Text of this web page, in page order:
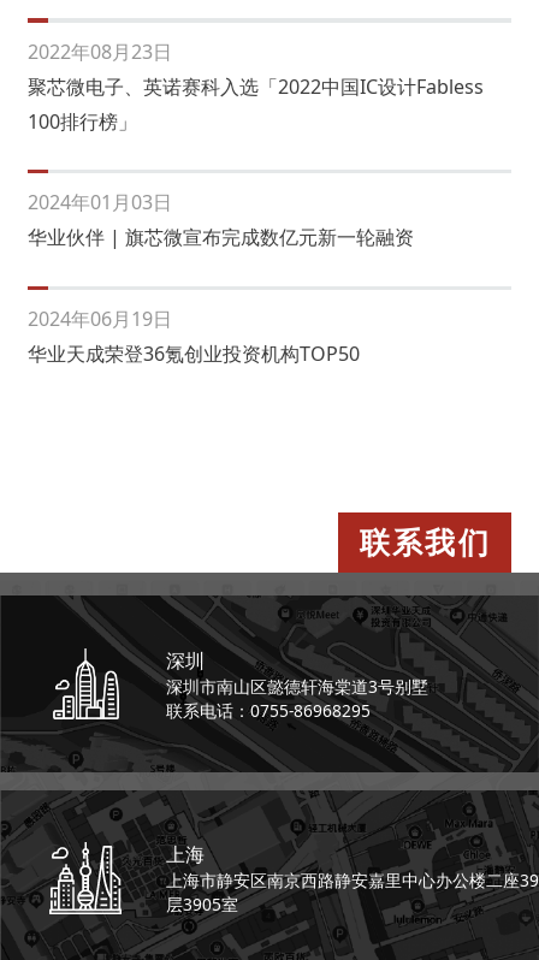
2022年08月23日
聚芯微电子、英诺赛科入选「2022中国IC设计Fabless
100排行榜」
2024年01月03日
华业伙伴 | 旗芯微宣布完成数亿元新一轮融资
2024年06月19日
华业天成荣登36氪创业投资机构TOP50
联系我们
深圳
深圳市南山区懿德轩海棠道3号别墅
联系电话：0755-86968295
上海
上海市静安区南京西路静安嘉里中心办公楼二座39
层3905室